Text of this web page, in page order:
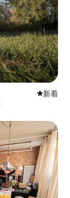
新しい宿
新着